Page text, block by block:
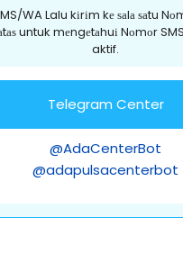
WA Lalu kіrіm kе ѕаlа ѕаtu
untuk mеngеtаhuі Nоmоr
aktif.
Telegram Center
@AdaCenterBot
@adapulsacenterbot